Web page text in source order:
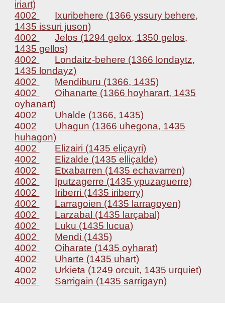
iriart)
4002
Ixuribehere (1366 yssury behere,
1435 issuri juson)
4002
Jelos (1294 gelox, 1350 gelos,
1435 gellos)
4002
Londaitz-behere (1366 londaytz,
1435 londayz)
4002
Mendiburu (1366, 1435)
4002
Oihanarte (1366 hoyharart, 1435
oyhanart)
4002
Uhalde (1366, 1435)
4002
Uhagun (1366 uhegona, 1435
huhagon)
4002
Elizairi (1435 eliçayri)
4002
Elizalde (1435 elliçalde)
4002
Etxabarren (1435 echavarren)
4002
Iputzagerre (1435 ypuzaguerre)
4002
Iriberri (1435 iriberry)
4002
Larragoien (1435 larragoyen)
4002
Larzabal (1435 larçabal)
4002
Luku (1435 lucua)
4002
Mendi (1435)
4002
Oiharate (1435 oyharat)
4002
Uharte (1435 uhart)
4002
Urkieta (1249 orcuit, 1435 urquiet)
4002
Sarrigain (1435 sarrigayn)